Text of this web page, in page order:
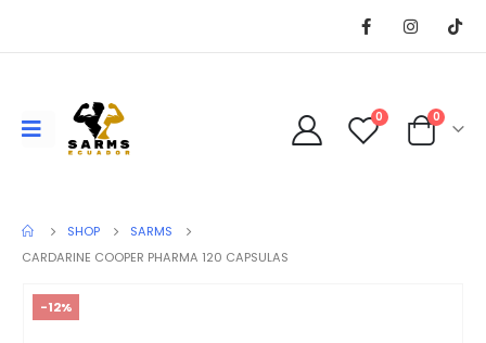
0 0
SHOP
SARMS
CARDARINE COOPER PHARMA 120 CAPSULAS
-12%